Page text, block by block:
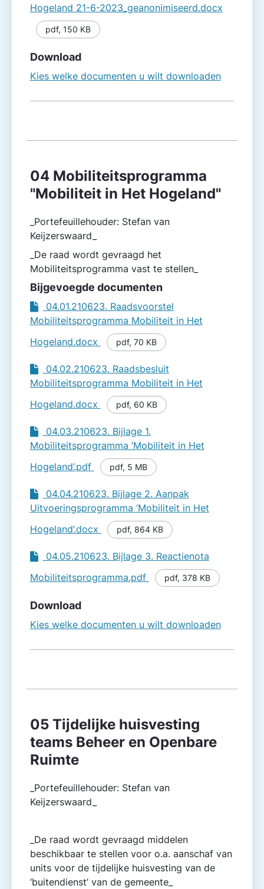
Hogeland 21-6-2023_geanonimiseerd.docx
pdf, 150 KB
Download
Kies welke documenten u wilt downloaden
04 Mobiliteitsprogramma
"Mobiliteit in Het Hogeland"
_Portefeuillehouder: Stefan van
Keijzerswaard_
_De raad wordt gevraagd het
Mobiliteitsprogramma vast te stellen_
Bijgevoegde documenten
04.01.210623. Raadsvoorstel
Mobiliteitsprogramma Mobiliteit in Het
Hogeland.docx
pdf, 70 KB
04.02.210623. Raadsbesluit
Mobiliteitsprogramma Mobiliteit in Het
Hogeland.docx
pdf, 60 KB
04.03.210623. Bijlage 1.
Mobiliteitsprogramma ‘Mobiliteit in Het
Hogeland’.pdf
pdf, 5 MB
04.04.210623. Bijlage 2. Aanpak
Uitvoeringsprogramma ‘Mobiliteit in Het
Hogeland’.docx
pdf, 864 KB
04.05.210623. Bijlage 3. Reactienota
Mobiliteitsprogramma.pdf
pdf, 378 KB
Download
Kies welke documenten u wilt downloaden
05 Tijdelijke huisvesting
teams Beheer en Openbare
Ruimte
_Portefeuillehouder: Stefan van
Keijzerswaard_
_De raad wordt gevraagd middelen
beschikbaar te stellen voor o.a. aanschaf van
units voor de tijdelijke huisvesting van de
‘buitendienst’ van de gemeente_